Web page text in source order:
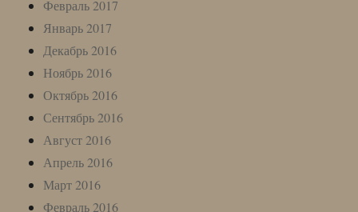
Февраль 2017
Январь 2017
Декабрь 2016
Ноябрь 2016
Октябрь 2016
Сентябрь 2016
Август 2016
Апрель 2016
Март 2016
Февраль 2016